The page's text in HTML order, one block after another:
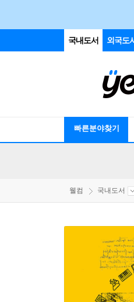
국내도서 외국도
빠른분야찾기
웰컴 국내도서